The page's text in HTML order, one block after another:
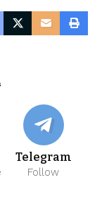
Telegram
Follow